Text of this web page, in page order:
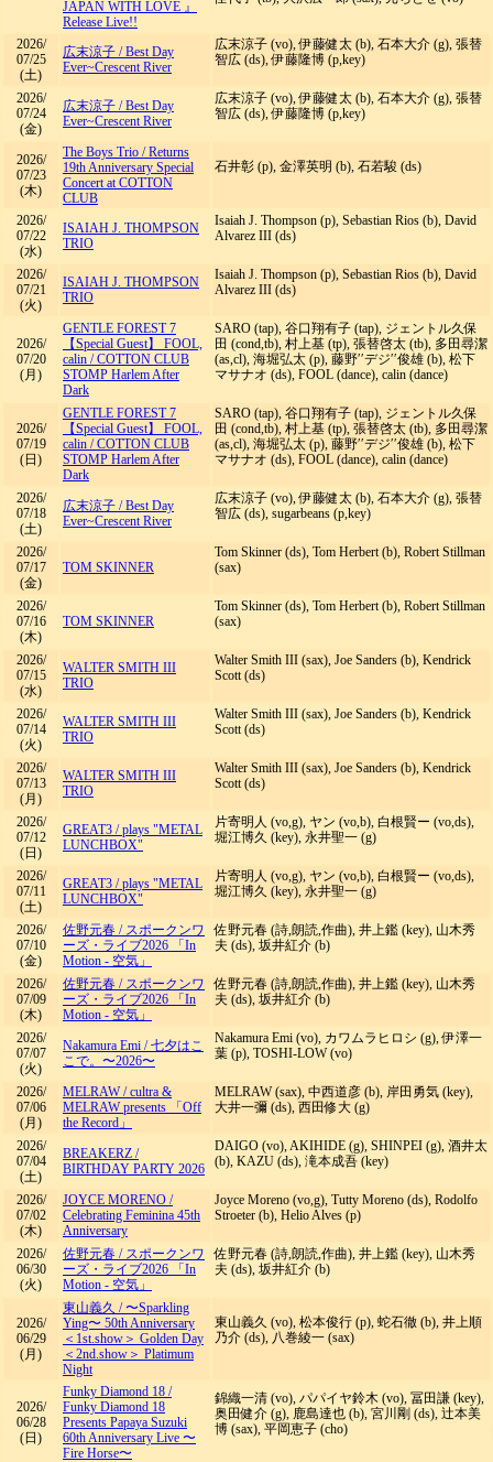
JAPAN WITH LOVE 』
Release Live!!
2026/
07/25
(土)
広末涼子 /Best Day
Ever~Crescent River
広末涼子 (vo), 伊藤健太 (b), 石本大介 (g), 張替
智広 (ds), 伊藤隆博 (p,key)
2026/
07/24
(金)
広末涼子 /Best Day
Ever~Crescent River
広末涼子 (vo), 伊藤健太 (b), 石本大介 (g), 張替
智広 (ds), 伊藤隆博 (p,key)
2026/
07/23
(木)
The Boys Trio /Returns
19th Anniversary Special
Concert at COTTON
CLUB
石井彰 (p), 金澤英明 (b), 石若駿 (ds)
2026/
07/22
(水)
ISAIAH J. THOMPSON
TRIO
Isaiah J. Thompson (p), Sebastian Rios (b), David
Alvarez III (ds)
2026/
07/21
(火)
ISAIAH J. THOMPSON
TRIO
Isaiah J. Thompson (p), Sebastian Rios (b), David
Alvarez III (ds)
2026/
07/20
(月)
GENTLE FOREST 7
【Special Guest】 FOOL,
calin /COTTON CLUB
STOMP Harlem After
Dark
SARO (tap), 谷口翔有子 (tap), ジェントル久保
田 (cond,tb), 村上基 (tp), 張替啓太 (tb), 多田尋潔
(as,cl), 海堀弘太 (p), 藤野′′デジ′′俊雄 (b), 松下
マサナオ (ds), FOOL (dance), calin (dance)
2026/
07/19
(日)
GENTLE FOREST 7
【Special Guest】 FOOL,
calin /COTTON CLUB
STOMP Harlem After
Dark
SARO (tap), 谷口翔有子 (tap), ジェントル久保
田 (cond,tb), 村上基 (tp), 張替啓太 (tb), 多田尋潔
(as,cl), 海堀弘太 (p), 藤野′′デジ′′俊雄 (b), 松下
マサナオ (ds), FOOL (dance), calin (dance)
2026/
07/18
(土)
広末涼子 /Best Day
Ever~Crescent River
広末涼子 (vo), 伊藤健太 (b), 石本大介 (g), 張替
智広 (ds), sugarbeans (p,key)
2026/
07/17
(金)
TOM SKINNER
Tom Skinner (ds), Tom Herbert (b), Robert Stillman
(sax)
2026/
07/16
(木)
TOM SKINNER
Tom Skinner (ds), Tom Herbert (b), Robert Stillman
(sax)
2026/
07/15
(水)
WALTER SMITH III
TRIO
Walter Smith III (sax), Joe Sanders (b), Kendrick
Scott (ds)
2026/
07/14
(火)
WALTER SMITH III
TRIO
Walter Smith III (sax), Joe Sanders (b), Kendrick
Scott (ds)
2026/
07/13
(月)
WALTER SMITH III
TRIO
Walter Smith III (sax), Joe Sanders (b), Kendrick
Scott (ds)
2026/
07/12
(日)
GREAT3 /plays "METAL
LUNCHBOX"
片寄明人 (vo,g), ヤン (vo,b), 白根賢ー (vo,ds),
堀江博久 (key), 永井聖一 (g)
2026/
07/11
(土)
GREAT3 /plays "METAL
LUNCHBOX"
片寄明人 (vo,g), ヤン (vo,b), 白根賢ー (vo,ds),
堀江博久 (key), 永井聖一 (g)
2026/
07/10
(金)
佐野元春 / スポークンワ
ーズ・ライブ2026 「In
Motion - 空気」
佐野元春 (詩,朗読,作曲), 井上鑑 (key), 山木秀
夫 (ds), 坂井紅介 (b)
2026/
07/09
(木)
佐野元春 / スポークンワ
ーズ・ライブ2026 「In
Motion - 空気」
佐野元春 (詩,朗読,作曲), 井上鑑 (key), 山木秀
夫 (ds), 坂井紅介 (b)
2026/
07/07
(火)
Nakamura Emi /七夕はこ
こで。〜2026〜
Nakamura Emi (vo), カワムラヒロシ (g), 伊澤一
葉 (p), TOSHI-LOW (vo)
2026/
07/06
(月)
MELRAW/cultra &
MELRAW presents 「Off
the Record」
MELRAW (sax), 中西道彦 (b), 岸田勇気 (key),
大井一彌 (ds), 西田修大 (g)
2026/
07/04
(土)
BREAKERZ /
BIRTHDAY PARTY 2026
DAIGO (vo), AKIHIDE (g), SHINPEI (g), 酒井太
(b), KAZU (ds), 滝本成吾 (key)
2026/
07/02
(木)
JOYCE MORENO /
Celebrating Feminina 45th
Anniversary
Joyce Moreno (vo,g), Tutty Moreno (ds), Rodolfo
Stroeter (b), Helio Alves (p)
2026/
06/30
(火)
佐野元春 / スポークンワ
ーズ・ライブ2026 「In
Motion - 空気」
佐野元春 (詩,朗読,作曲), 井上鑑 (key), 山木秀
夫 (ds), 坂井紅介 (b)
2026/
06/29
(月)
東山義久 /〜Sparkling
Ying〜 50th Anniversary
＜1st.show＞ Golden Day
＜2nd.show＞ Platimum
Night
東山義久 (vo), 松本俊行 (p), 蛇石徹 (b), 井上順
乃介 (ds), 八巻綾一 (sax)
2026/
06/28
(日)
Funky Diamond 18 /
Funky Diamond 18
Presents Papaya Suzuki
60th Anniversary Live 〜
Fire Horse〜
錦織一清 (vo), パパイヤ鈴木 (vo), 冨田謙 (key),
奥田健介 (g), 鹿島達也 (b), 宮川剛 (ds), 辻本美
博 (sax), 平岡恵子 (cho)